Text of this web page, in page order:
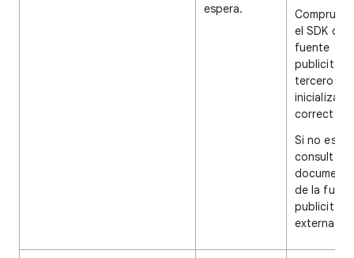
espera.
el SDK de
fuente
terceros
inicializado
Si no es
consulta la
de la
publicitaria
externa.